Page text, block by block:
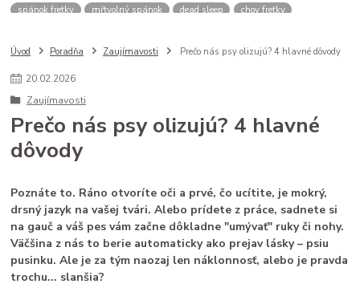
spánok fretky
mŕtvolný spánok dead sleep
chov fretky
ako zmerať psa
meranie náhubku
náhubok pre psa
zmena času
stres u zvierat
pivovarské kvasnice
srsť pes
imunita zviera
Saccharomyces cerevisiae
zdravé trávenie
mačací spánok
mačacia hygiena
starostlivosť o mačku
Úvod Poradňa Zaujímavosti Prečo nás psy olizujú? 4 hlavné dôvody
20.02.2026
Zaujímavosti
Prečo nás psy olizujú? 4 hlavné
dôvody
Poznáte to. Ráno otvoríte oči a prvé, čo ucítite, je mokrý,
drsný jazyk na vašej tvári. Alebo prídete z práce, sadnete si
na gauč a váš pes vám začne dôkladne "umývať" ruky či nohy.
Väčšina z nás to berie automaticky ako prejav lásky – psiu
pusinku. Ale je za tým naozaj len náklonnosť, alebo je pravda
trochu... slanšia?